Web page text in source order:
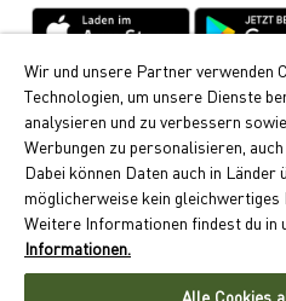
Cumulus
Bei Migrol erhalten
Erfahren Sie hier, wie
können.
Folgen Sie uns
Wir und unsere Partner verwenden
Technologien, um unsere Dienste
analysieren und zu verbessern
Werbungen zu personalisieren,
Dabei können Daten auch in
möglicherweise kein gleichwertiges
Weitere Informationen findest du in
Informationen.